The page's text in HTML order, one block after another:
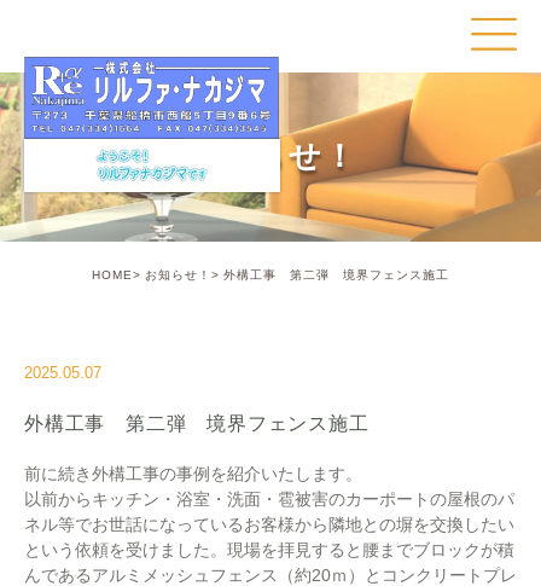
お知らせ！
HOME お知らせ！ 外構工事 第二弾 境界フェンス施工
2025.05.07
外構工事 第二弾 境界フェンス施工
前に続き外構工事の事例を紹介いたします。
以前からキッチン・浴室・洗面・雹被害のカーポートの屋根のパ
ネル等でお世話になっているお客様から隣地との塀を交換したい
という依頼を受けました。現場を拝見すると腰までブロックが積
んであるアルミメッシュフェンス（約20ｍ）とコンクリートプレ